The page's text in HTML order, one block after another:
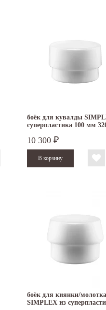
боёк для кувалды
суперпластика 100 мм
10 300 ₽
боёк для киянки/молотка
SIMPLEX из